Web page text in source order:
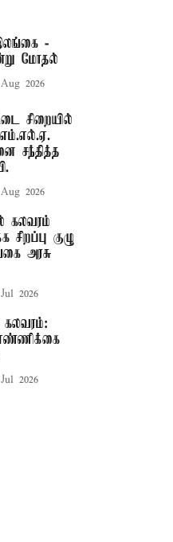
-
மோதல்
2026
சிறையில்
எம்.எல்.ஏ.
சந்தித்த
2026
கலவரம்
சிறப்பு குழு
அரசு
2026
எண்ணிக்கை
2026